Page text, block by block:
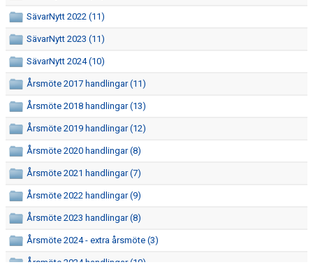
SävarNytt 2022 (11)
SävarNytt 2023 (11)
SävarNytt 2024 (10)
Årsmöte 2017 handlingar (11)
Årsmöte 2018 handlingar (13)
Årsmöte 2019 handlingar (12)
Årsmöte 2020 handlingar (8)
Årsmöte 2021 handlingar (7)
Årsmöte 2022 handlingar (9)
Årsmöte 2023 handlingar (8)
Årsmöte 2024 - extra årsmöte (3)
Årsmöte 2024 handlingar (10)